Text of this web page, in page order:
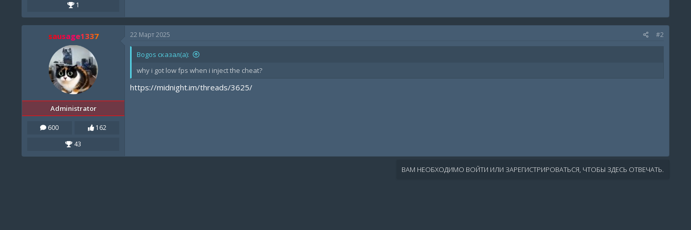
1
sausage1337
Administrator
600
162
43
22 Март 2025 #2
Bogos сказал(а):
why i got low fps when i inject the cheat?
https://midnight.im/threads/3625/
ВАМ НЕОБХОДИМО ВОЙТИ ИЛИ ЗАРЕГИСТРИРОВАТЬСЯ, ЧТОБЫ ЗДЕСЬ ОТВЕЧАТЬ.